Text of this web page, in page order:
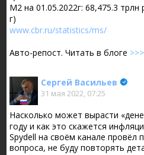
М2 на 01.05.2022г: 68,475.3
г)
www.cbr.ru/statistics/ms/
Авто-репост. Читать в блоге >>>
Сергей Васильев
31 мая 2022, 07:25
Насколько может вырасти
году и как это скажется
Spydell на своём канале провёл
вопроса, не буду повторять